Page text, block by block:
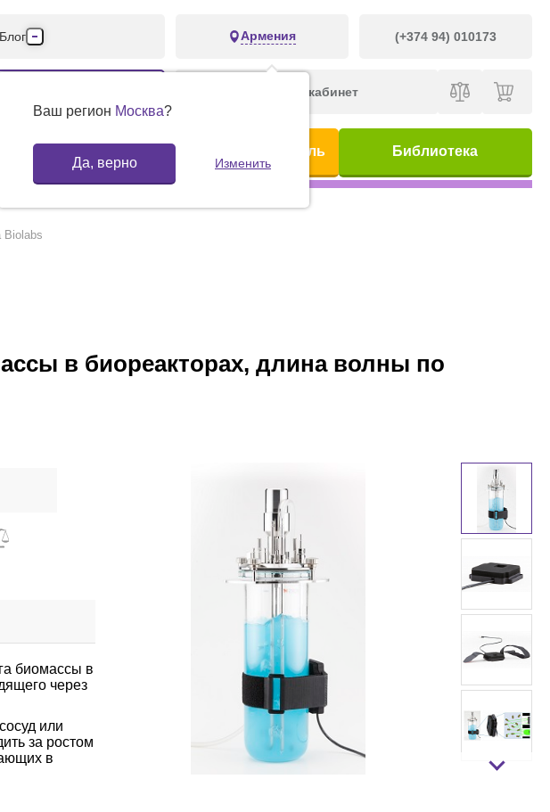
Блог
Производители
Партнеры
Контакты
Армения (+374 94) 010173
Ваш регион Москва?
Да, верно Изменить
Личный кабинет
реактивы,
наборы
Предметный указатель Библиотека
Biolabs
в биореакторах, длина волны по
биомассы в
через
или
за ростом
в